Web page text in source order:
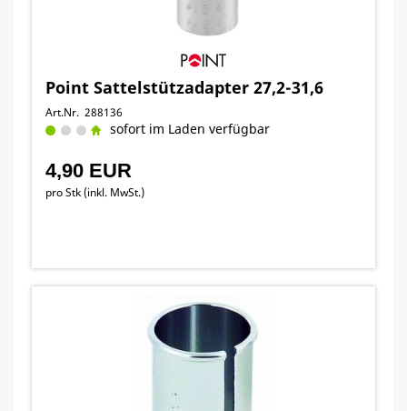
Point Sattelstützadapter 27,2-31,6
Art.Nr. 288136
sofort im Laden verfügbar
4,90 EUR
pro Stk (inkl. MwSt.)